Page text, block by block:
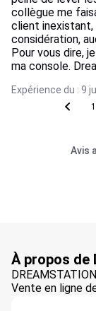
collègue me
client inexistant,
considération,
Pour vous dire,
ma console.
Expérience du : 9
1
Avis
À propos de
DREAMSTATION
Vente en ligne